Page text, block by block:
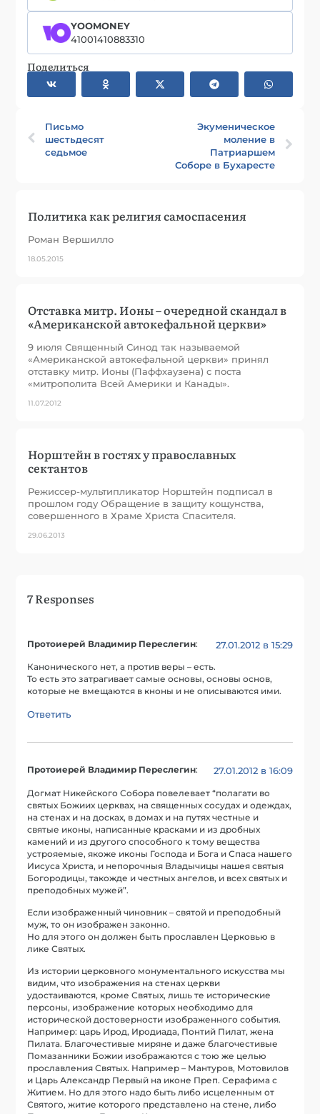
YOOMONEY
41001410883310
Поделиться
Письмо
шестьдесят
седьмое
Экуменическое
моление в
Патриаршем
Соборе в Бухаресте
Политика как религия самоспасения
Роман Вершилло
18.05.2015
Отставка митр. Ионы – очередной скандал в
«Американской автокефальной церкви»
9 июля Священный Синод так называемой
«Американской автокефальной церкви» принял
отставку митр. Ионы (Паффхаузена) с поста
«митрополита Всей Америки и Канады».
11.07.2012
Норштейн в гостях у православных
сектантов
Режиссер-мультипликатор Норштейн подписал в
прошлом году Обращение в защиту кощунства,
совершенного в Храме Христа Спасителя.
29.06.2013
7 Responses
Протоиерей Владимир Переслегин: 27.01.2012 в 15:29
Канонического нет, а против веры – есть.
То есть это затрагивает самые основы, основы основ,
которые не вмещаются в кноны и не описываются ими.
Ответить
Протоиерей Владимир Переслегин: 27.01.2012 в 16:09
Догмат Никейского Собора повелевает “полагати во
святых Божиих церквах, на священных сосудах и одеждах,
на стенах и на досках, в домах и на путях честные и
святые иконы, написанные красками и из дробных
камений и из другого способного к тому вещества
устрояемые, якоже иконы Господа и Бога и Спаса нашего
Иисуса Христа, и непорочныя Владычицы нашея святыя
Богородицы, такожде и честных ангелов, и всех святых и
преподобных мужей”.
Если изображенный чиновник – святой и преподобный
муж, то он изображен законно.
Но для этого он должен быть прославлен Церковью в
лике Святых.
Из истории церковного монументального искусства мы
видим, что изображения на стенах церкви
удостаиваются, кроме Святых, лишь те исторические
персоны, изображение которых необходимо для
исторической достоверности изображенного события.
Например: царь Ирод, Иродиада, Понтий Пилат, жена
Пилата. Благочестивые миряне и даже благочестивые
Помазанники Божии изображаются с тою же целью
прославления Святых. Например – Мантуров, Мотовилов
и Царь Александр Первый на иконе Преп. Серафима с
Житием. Но для этого надо быть либо исцеленным от
Святого, житие которого представлено на стене, либо